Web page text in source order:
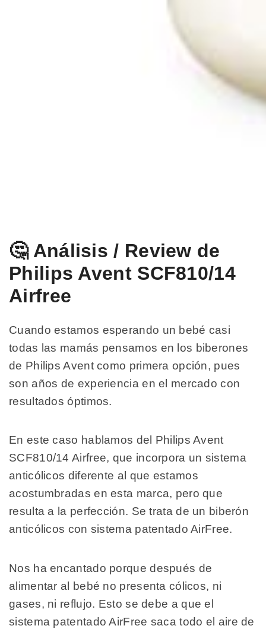
🤔 Análisis / Review de
Philips Avent SCF810/14
Airfree
Cuando estamos esperando un bebé casi
todas las mamás pensamos en los biberones
de Philips Avent como primera opción, pues
son años de experiencia en el mercado con
resultados óptimos.
En este caso hablamos del Philips Avent
SCF810/14 Airfree, que incorpora un sistema
anticólicos diferente al que estamos
acostumbradas en esta marca, pero que
resulta a la perfección. Se trata de un biberón
anticólicos con sistema patentado AirFree.
Nos ha encantado porque después de
alimentar al bebé no presenta cólicos, ni
gases, ni reflujo. Esto se debe a que el
sistema patentado AirFree saca todo el aire de